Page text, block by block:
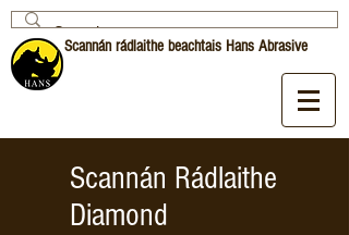
Scannán rádlaithe beachtais Hans Abrasive
Scannán Rádlaithe
Diamond